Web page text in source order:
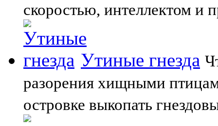
скоростью, интеллектом
Утиные гнезда
разорения хищными
островке выкопать